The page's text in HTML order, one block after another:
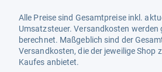
Alle Preise sind Gesamtpreise inkl.
Umsatzsteuer. Versandkosten werden
berechnet. Maßgeblich sind der
Versandkosten, die der jeweilige Shop
Kaufes anbietet.